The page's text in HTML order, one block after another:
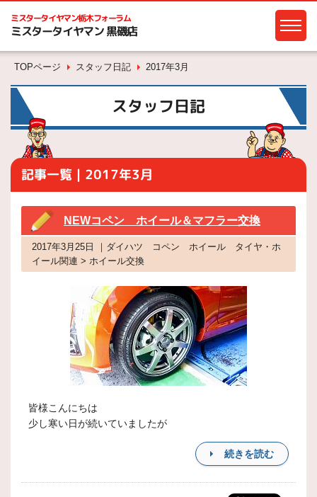
ミスタータイヤマン栃木フォーラム
ミスタータイヤマン 黒磯店
TOPページ スタッフ日記 2017年3月
スタッフ日記
記事一覧｜2017年3月
NEWコペン ホイール＆マフラー交換
2017年3月25日 ｜ダイハツ コペン ホイール タイヤ・ホ
イール関連 > ホイール交換
皆様こんにちは
少し寒い日が続いていましたが
続きを読む